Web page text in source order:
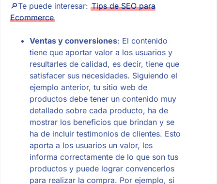
🔎Te puede interesar: Tips de SEO para
Ecommerce
Ventas y conversiones: El contenido
tiene que aportar valor a los usuarios y
resultarles de calidad, es decir, tiene que
satisfacer sus necesidades. Siguiendo el
ejemplo anterior, tu sitio web de
productos debe tener un contenido muy
detallado sobre cada producto, ha de
mostrar los beneficios que brindan y se
ha de incluir testimonios de clientes. Esto
aporta a los usuarios un valor, les
informa correctamente de lo que son tus
productos y puede lograr convencerlos
para realizar la compra. Por ejemplo, si